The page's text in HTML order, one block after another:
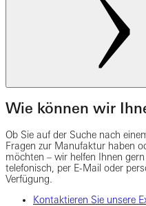
Wie können wir
Ob Sie auf der Suche nach
Fragen zur Manufaktur haben
möchten – wir helfen Ihnen
telefonisch, per E-Mail oder
Verfügung.
Kontaktieren Sie unsere